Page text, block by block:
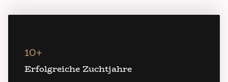
10+
Erfolgreiche Zuchtjahre